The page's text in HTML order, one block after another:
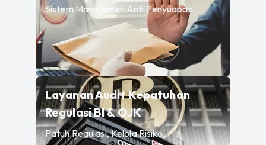
Sistem Manajemen Anti Penyuapan
Layanan Audit Kepatuhan
Regulasi BI & OJK— Patuh Regulasi,
Patuh Regulasi, Kelola Risiko